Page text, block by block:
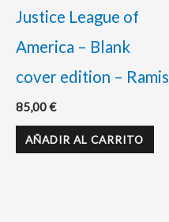
Justice League of
America – Blank
cover edition – Ramis
85,00€
AÑADIR AL CARRITO